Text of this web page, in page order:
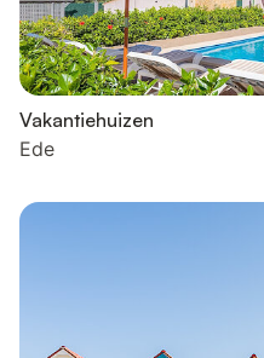
Vakantiehuizen
Ede